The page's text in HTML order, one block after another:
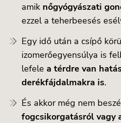
amik nőgyógyászati
ezzel a teherbeesés
Egy idő után a csípő
izomerőegyensúlya is
lefele a térdre van
derékfájdalmakra is.
És akkor még nem
fogcsikorgatásról vagy